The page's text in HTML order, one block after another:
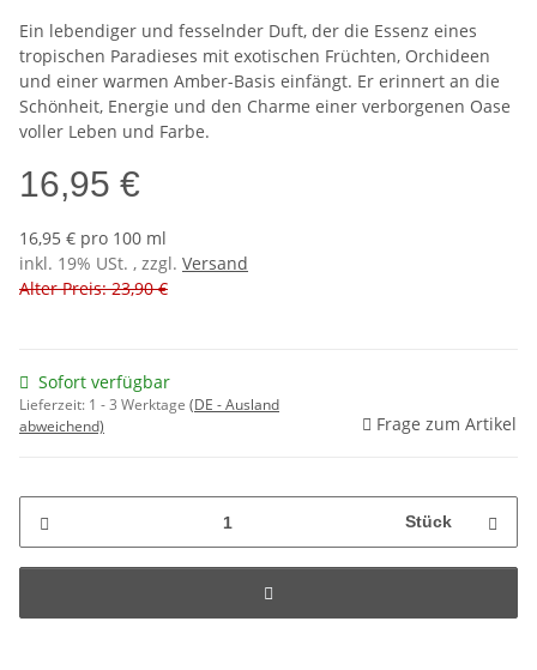
Ein lebendiger und fesselnder Duft, der die Essenz eines
tropischen Paradieses mit exotischen Früchten, Orchideen
und einer warmen Amber-Basis einfängt. Er erinnert an die
Schönheit, Energie und den Charme einer verborgenen Oase
voller Leben und Farbe.
16,95 €
16,95 € pro 100 ml
inkl. 19% USt. , zzgl. Versand
Alter Preis: 23,90 €
Sofort verfügbar
Lieferzeit: 1 - 3 Werktage (DE - Ausland
abweichend)
Frage zum Artikel
Stück